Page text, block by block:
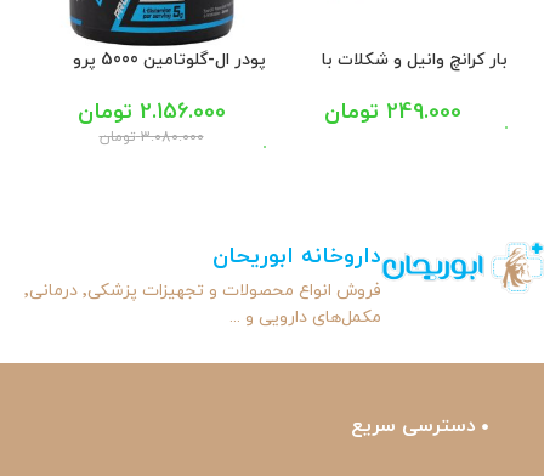
بار کرانچ وانیل و شکلات با
249.000 تومان
پودر ال-گلوتامین 5000 پرو
3.080.000 تومان
2.156.000 تومان
داروخانه ابوریحان
فروش انواع محصولات و تجهیزات پزشکی٬ درمانی٬
مکمل‌های دارویی و ...
دسترسی سریع